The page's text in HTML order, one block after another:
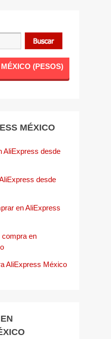
(PESOS)
MÉXICO
AliExpress desde
desde
en AliExpress
compra en
AliExpress México